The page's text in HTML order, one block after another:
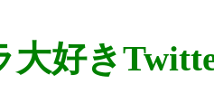
大好き